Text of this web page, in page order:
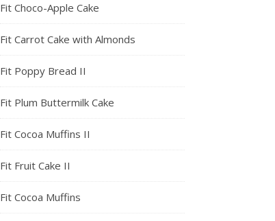
Fit Choco-Apple Cake
Fit Carrot Cake with Almonds
Fit Poppy Bread II
Fit Plum Buttermilk Cake
Fit Cocoa Muffins II
Fit Fruit Cake II
Fit Cocoa Muffins